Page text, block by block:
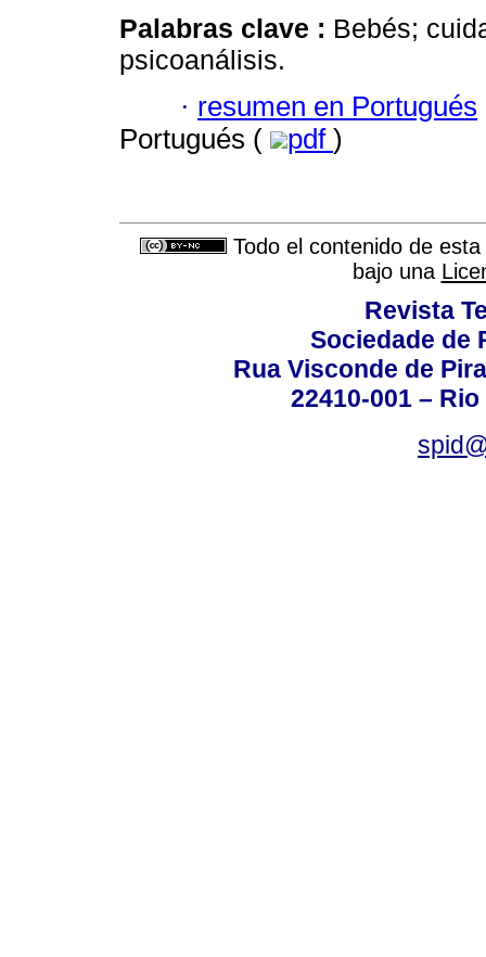
Palabras clave : Bebés;
psicoanálisis.
· resumen en Portugués
Portugués (
pdf )
Todo el contenido de
bajo una
Revista
Sociedade de
Rua Visconde de
22410-001 –